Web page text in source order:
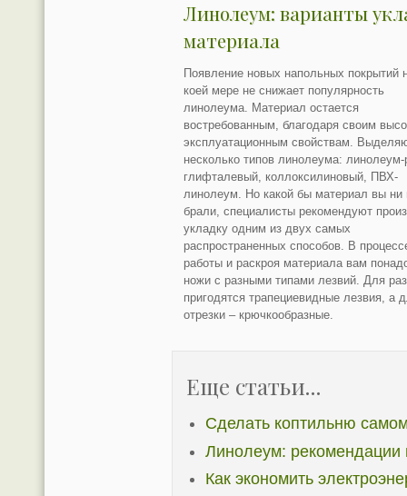
Линолеум: варианты
материала
Появление новых напольных покрытий
коей мере не снижает популярность
линолеума. Материал остается
востребованным, благодаря своим
эксплуатационным свойствам.
несколько типов линолеума:
глифталевый, коллоксилиновый, ПВХ-
линолеум. Но какой бы материал вы ни
брали, специалисты рекомендуют
укладку одним из двух самых
распространенных способов. В
работы и раскроя материала вам
ножи с разными типами лезвий. Для
пригодятся трапециевидные лезвия, а
отрезки – крючкообразные.
Еще статьи...
Сделать коптильню
Линолеум: рекомендации
Как экономить